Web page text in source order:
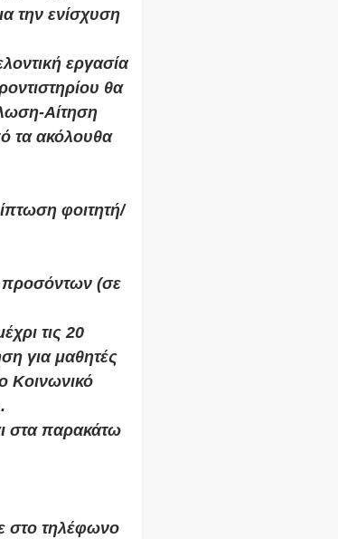
την ενίσχυση
εργασία
θα
Αίτηση
τα ακόλουθα
φοιτητή/
προσόντων (σε
τις 20
για μαθητές
Κοινωνικό
στα παρακάτω
στο τηλέφωνο